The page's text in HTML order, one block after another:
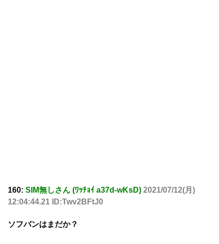
160: SIM無しさん (ﾜｯﾁｮｲ a37d-wKsD) 2021/07/12(月)
12:04:44.21 ID:Twv2BFtJ0
ソフバンはまだか？